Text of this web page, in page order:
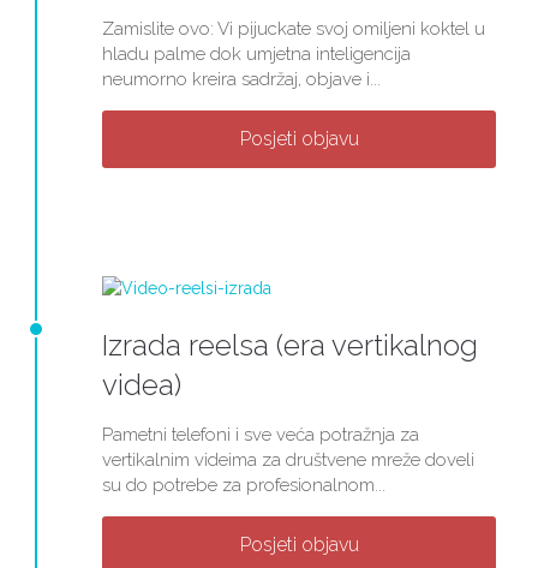
Zamislite ovo: Vi pijuckate svoj omiljeni koktel u
hladu palme dok umjetna inteligencija
neumorno kreira sadržaj, objave i...
Posjeti objavu
Izrada reelsa (era vertikalnog
videa)
Pametni telefoni i sve veća potražnja za
vertikalnim videima za društvene mreže doveli
su do potrebe za profesionalnom...
Posjeti objavu